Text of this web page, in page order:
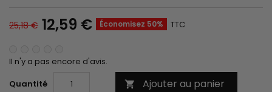
25,18 € 12,59 € Économisez 50% TTC
Il n'y a pas encore d'avis.
Quantité
 Ajouter au panier